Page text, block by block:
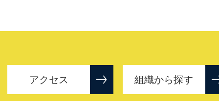
アクセス 組織から探す